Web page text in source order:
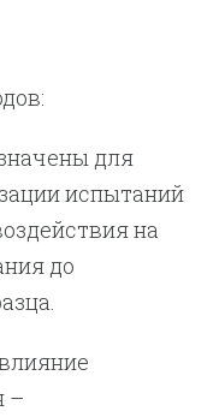
для
испытаний
на
до
–